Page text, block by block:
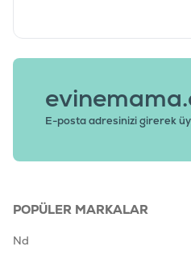
E-posta adresinizi girerek
POPÜLER MARKALAR
Nd